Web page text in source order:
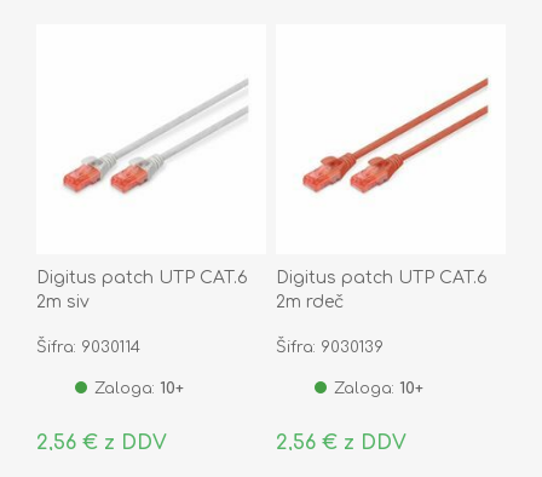
Digitus patch UTP CAT.6
2m siv
Šifra: 9030114
Zaloga: 10+
2,56 € z DDV
Digitus patch UTP CAT.6
2m rdeč
Šifra: 9030139
Zaloga: 10+
2,56 € z DDV